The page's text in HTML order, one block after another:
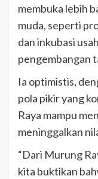
membuka lebih
muda, seperti
dan inkubasi
pengembangan
Ia optimistis,
pola pikir yang
Raya mampu
meninggalkan
“Dari Murung
kita buktikan